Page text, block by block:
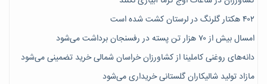
۴۰۲ هکتار گلرنگ در لرستان کشت شده است
امسال بیش از ۷۰ هزار تن پسته در رفسنجان برداشت می‌شود
دانه‌های روغنی کاملینا از کشاورزان خراسان شمالی خرید تضمینی می‌شود
مازاد تولید شالیکاران گلستانی خریداری می‌شود